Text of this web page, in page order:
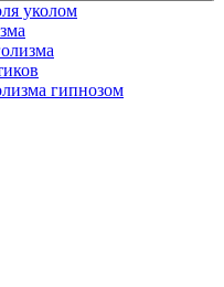
уколом
гипнозом